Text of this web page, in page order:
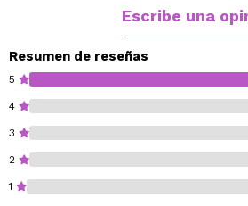
luminoso, fresco y jugoso.
brillo natural de efecto saludable.
Vegan.
Cruelty free.
Escribe una
Resumen de reseñas
5
4
3
2
1